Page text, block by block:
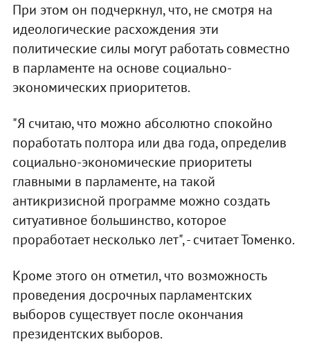
При этом он подчеркнул, что, не смотря на
идеологические расхождения эти
политические силы могут работать совместно
в парламенте на основе социально-
экономических приоритетов.
"Я считаю, что можно абсолютно спокойно
поработать полтора или два года, определив
социально-экономические приоритеты
главными в парламенте, на такой
антикризисной программе можно создать
ситуативное большинство, которое
проработает несколько лет", - считает Томенко.
Кроме этого он отметил, что возможность
проведения досрочных парламентских
выборов существует после окончания
президентских выборов.